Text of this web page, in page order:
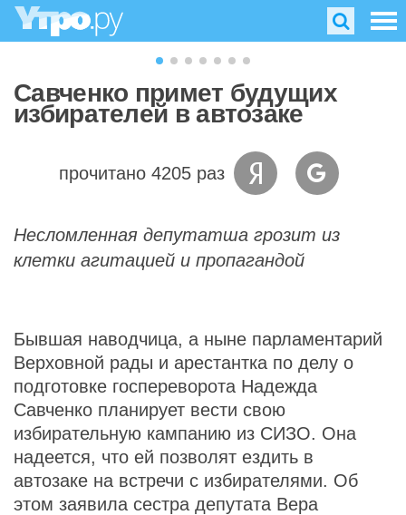
Савченко примет будущих
избирателей в автозаке
прочитано 4205 раз
Несломленная депутатша грозит из
клетки агитацией и пропагандой
Бывшая наводчица, а ныне парламентарий
Верховной рады и арестантка по делу о
подготовке госпереворота Надежда
Савченко планирует вести свою
избирательную кампанию из СИЗО. Она
надеется, что ей позволят ездить в
автозаке на встречи с избирателями. Об
этом заявила сестра депутата Вера